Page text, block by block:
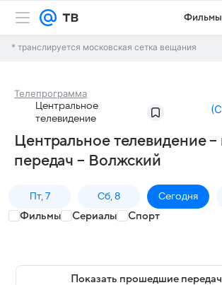
Фильмы
* транслируется московская сетка вещания
Телепрограмма
Центральное
телевидение
(
Центральное телевидение
передач – Волжский
Пт, 7 Сб, 8 Сегодня
Фильмы Сериалы Спорт
Показать прошедшие